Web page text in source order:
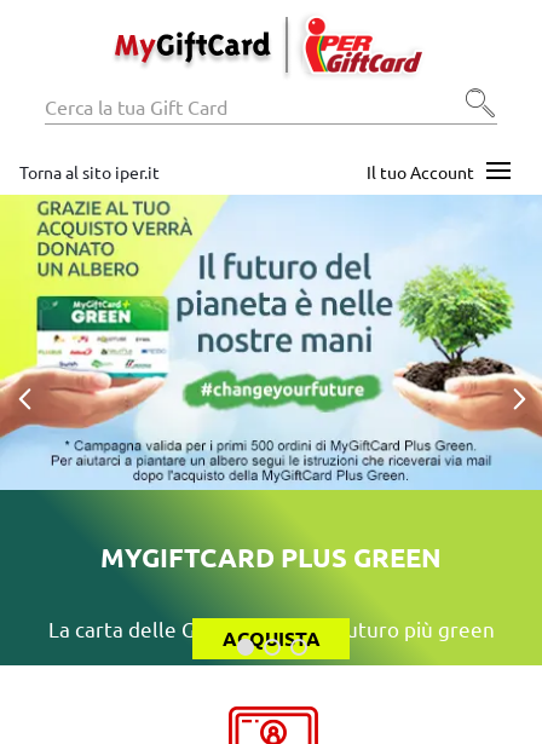
Torna al sito iper.it Il tuo Account
MYGIFTCARD PLUS GREEN
La carta delle Gift Card per un futuro più green
ACQUISTA